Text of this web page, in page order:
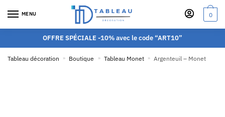
MENU 0
OFFRE SPÉCIALE -10% avec le code “ART10”
Tableau décoration » Boutique » Tableau Monet » Argenteuil – Monet